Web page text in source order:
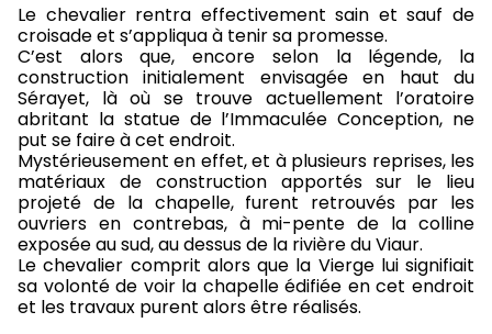
Le chevalier rentra effectivement sain et sauf de
croisade et s’appliqua à tenir sa promesse.
C’est alors que, encore selon la légende, la
construction initialement envisagée en haut du
Sérayet, là où se trouve actuellement l’oratoire
abritant la statue de l’Immaculée Conception, ne
put se faire à cet endroit.
Mystérieusement en effet, et à plusieurs reprises, les
matériaux de construction apportés sur le lieu
projeté de la chapelle, furent retrouvés par les
ouvriers en contrebas, à mi-pente de la colline
exposée au sud, au dessus de la rivière du Viaur.
Le chevalier comprit alors que la Vierge lui signifiait
sa volonté de voir la chapelle édifiée en cet endroit
et les travaux purent alors être réalisés.